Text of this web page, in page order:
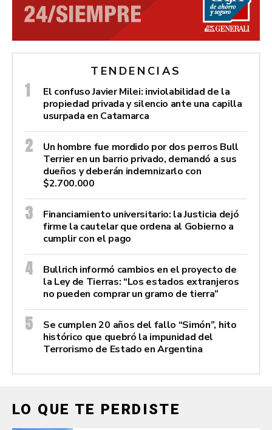
TENDENCIAS
El confuso Javier Milei: inviolabilidad de la
propiedad privada y silencio ante una capilla
usurpada en Catamarca
Un hombre fue mordido por dos perros Bull
Terrier en un barrio privado, demandó a sus
dueños y deberán indemnizarlo con
$2.700.000
Financiamiento universitario: la Justicia dejó
firme la cautelar que ordena al Gobierno a
cumplir con el pago
Bullrich informó cambios en el proyecto de
la Ley de Tierras: “Los estados extranjeros
no pueden comprar un gramo de tierra”
Se cumplen 20 años del fallo “Simón”, hito
histórico que quebró la impunidad del
Terrorismo de Estado en Argentina
LO QUE TE PERDISTE